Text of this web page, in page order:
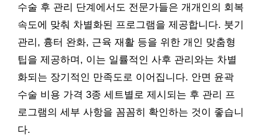
수술 후 관리 단계에서도 전문가들은 개개인의 회복
속도에 맞춰 차별화된 프로그램을 제공합니다. 붓기
관리, 흉터 완화, 근육 재활 등을 위한 개인 맞춤형
팁을 제공하며, 이는 일률적인 사후 관리와는 차별
화되는 장기적인 만족도로 이어집니다. 안면 윤곽
수술 비용 가격 3종 세트별로 제시되는 후 관리 프
로그램의 세부 사항을 꼼꼼히 확인하는 것이 좋습니
다.